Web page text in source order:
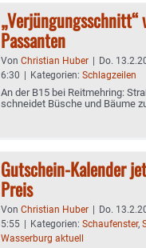
„Verjüngungsschnitt“
Passanten
Von Christian Huber | Do.
6:30 | Kategorien: Schlagzeilen
An der B15 bei Reitmehring:
schneidet Büsche und Bäume
Gutschein-Kalender
Preis
Von Christian Huber | Do.
5:55 | Kategorien: Schaufenster,
Wasserburg aktuell